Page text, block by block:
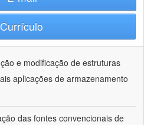
Currículo
e modificação de estruturas
aplicações de armazenamento
das fontes convencionais de